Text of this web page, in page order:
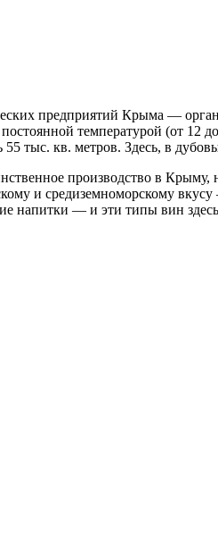
предприятий Крыма —
температурой (от
тыс. кв. метров. Здесь, в
производство в Крыму,
и средиземноморскому
напитки — и эти типы вин